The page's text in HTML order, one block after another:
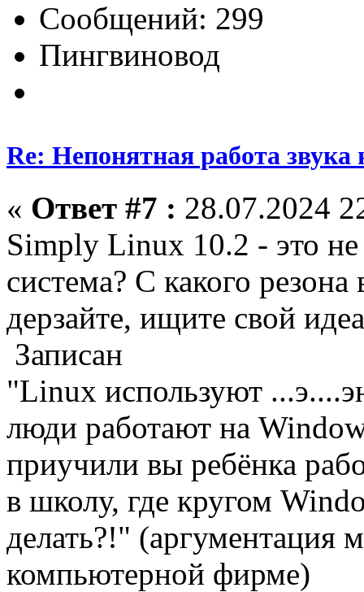
Сообщений: 299
Пингвиновод
Re: Непонятная работа
« Ответ #7 : 28.07.2024
Simply Linux 10.2 - это
система? С какого
дерзайте, ищите свой
Записан
"Linux используют
люди работают на
приучили вы ребёнка
в школу, где кругом
делать?!" (аргументация
компьютерной фирме)